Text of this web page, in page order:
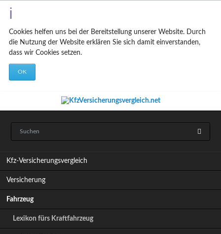
Cookies helfen uns bei der Bereitstellung unserer Website. Durch
die Nutzung der Website erklären Sie sich damit einverstanden,
dass wir Cookies setzen.
OK
a
i
Kfz-Versicherungsvergleich
Versicherung
Fahrzeug
Lexikon fürs Kraftfahrzeug